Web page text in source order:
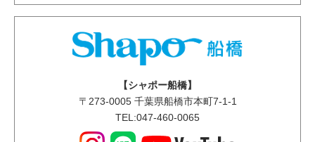
【シャポー船橋】
〒 273-0005千葉県船橋市本町7-1-1
TEL:047-460-0065